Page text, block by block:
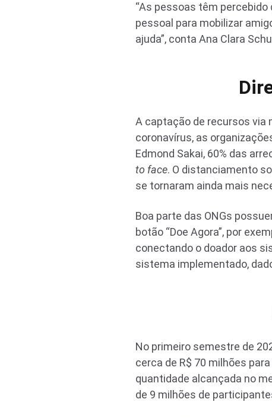
“As pessoas têm
pessoal para mobilizar
ajuda”, conta Ana Clara
A captação de recursos via
coronavírus, as
Edmond Sakai, 60% das
to face. O distanciamento
se tornaram ainda mais
Boa parte das ONGs
botão “Doe Agora”, por
conectando o doador aos
sistema implementado,
No primeiro semestre de
cerca de R$ 70 milhões
quantidade alcançada no
de 9 milhões de